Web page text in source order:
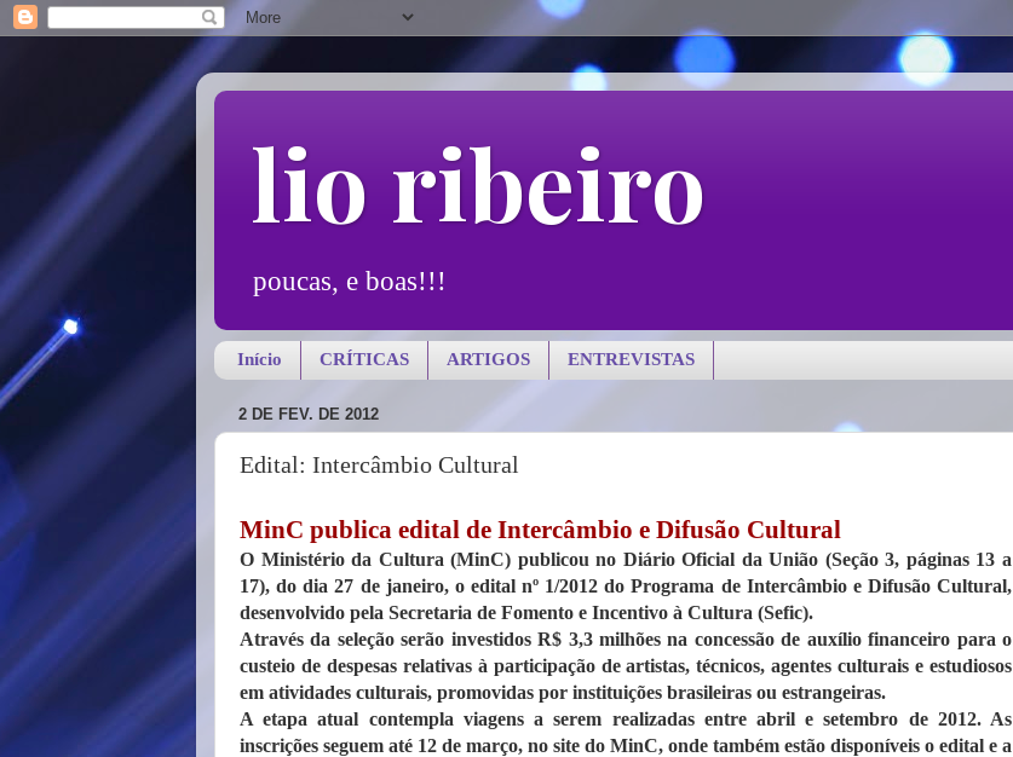
lio ribeiro
poucas, e boas!!!
Início CRÍTICAS ARTIGOS ENTREVISTAS
2 DE FEV. DE 2012
Edital: Intercâmbio Cultural
MinC publica edital de Intercâmbio e Difusão Cultural
O Ministério da Cultura (MinC) publicou no Diário Oficial da União (Seção 3, páginas 13 a
17), do dia 27 de janeiro, o edital nº 1/2012 do Programa de Intercâmbio e Difusão Cultural,
desenvolvido pela Secretaria de Fomento e Incentivo à Cultura (Sefic).
Através da seleção serão investidos R$ 3,3 milhões na concessão de auxílio financeiro para o
custeio de despesas relativas à participação de artistas, técnicos, agentes culturais e estudiosos
em atividades culturais, promovidas por instituições brasileiras ou estrangeiras.
A etapa atual contempla viagens a serem realizadas entre abril e setembro de 2012. As
inscrições seguem até 12 de março, no site do MinC, onde também estão disponíveis o edital e a